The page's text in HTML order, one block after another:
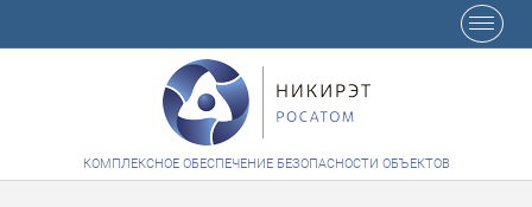
КОМПЛЕКСНОЕ ОБЕСПЕЧЕНИЕ БЕЗОПАСНОСТИ ОБЪЕКТОВ